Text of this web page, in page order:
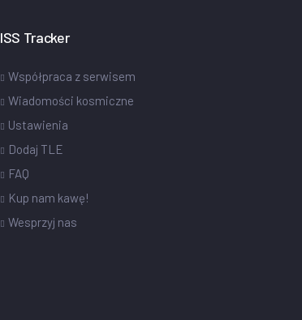
ISS Tracker
Współpraca z serwisem
Wiadomości kosmiczne
Ustawienia
Dodaj TLE
FAQ
Kup nam kawę!
Wesprzyj nas